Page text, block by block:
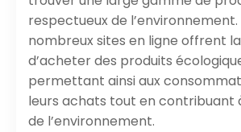
respectueux de l’environnement.
nombreux sites en ligne offrent
d’acheter des produits
permettant ainsi aux
leurs achats tout en contribuant
de l’environnement.